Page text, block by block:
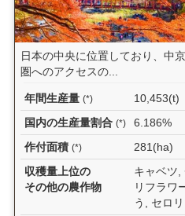
日本の中央に位置しており、中
圏へのアクセスの...
年間生産量 (*)
10,453(t)
国内の生産量割合 (*)
6.186%
作付面積 (*)
281(ha)
収穫量上位の
その他の農作物
キャベツ,
リフラワ
う, セロ